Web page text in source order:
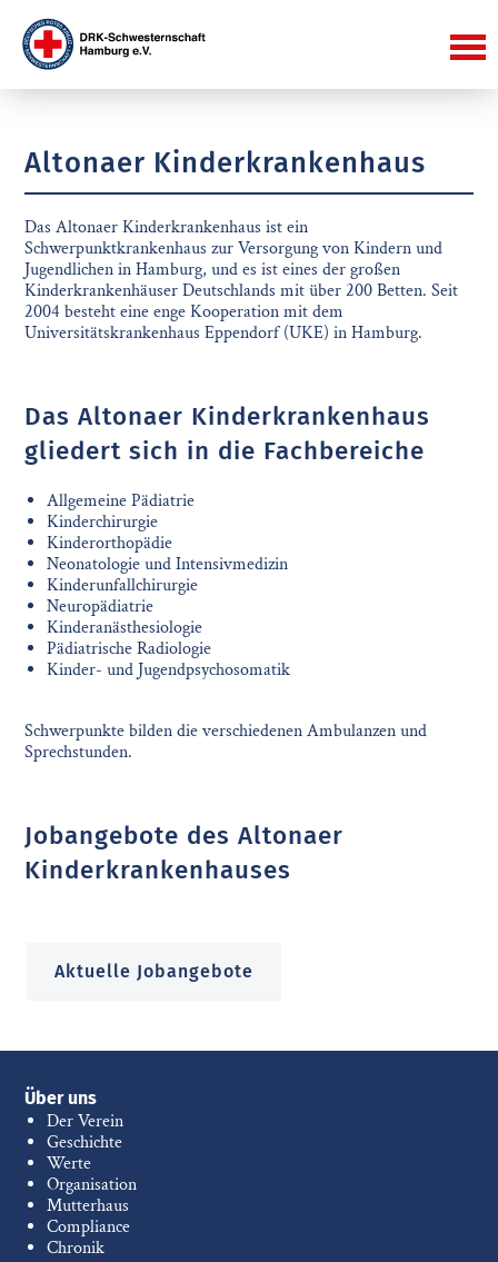
Altonaer Kinderkrankenhaus
Das Altonaer Kinderkrankenhaus ist ein
Schwerpunktkrankenhaus zur Versorgung von Kindern und
Jugendlichen in Hamburg, und es ist eines der großen
Kinderkrankenhäuser Deutschlands mit über 200 Betten. Seit
2004 besteht eine enge Kooperation mit dem
Universitätskrankenhaus Eppendorf (UKE) in Hamburg.
Das Altonaer Kinderkrankenhaus
gliedert sich in die Fachbereiche
Allgemeine Pädiatrie
Kinderchirurgie
Kinderorthopädie
Neonatologie und Intensivmedizin
Kinderunfallchirurgie
Neuropädiatrie
Kinderanästhesiologie
Pädiatrische Radiologie
Kinder- und Jugendpsychosomatik
Schwerpunkte bilden die verschiedenen Ambulanzen und
Sprechstunden.
Jobangebote des Altonaer
Kinderkrankenhauses
Aktuelle Jobangebote
Über uns
Der Verein
Geschichte
Werte
Organisation
Mutterhaus
Compliance
Chronik